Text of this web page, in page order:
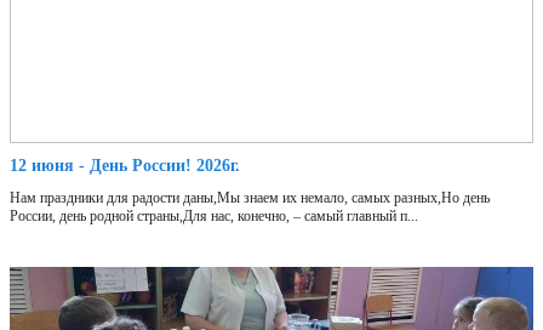
12 июня - День России! 2026г.
Нам праздники для радости даны,Мы знаем их немало, самых разных,Но день
России, день родной страны,Для нас, конечно, – самый главный п...